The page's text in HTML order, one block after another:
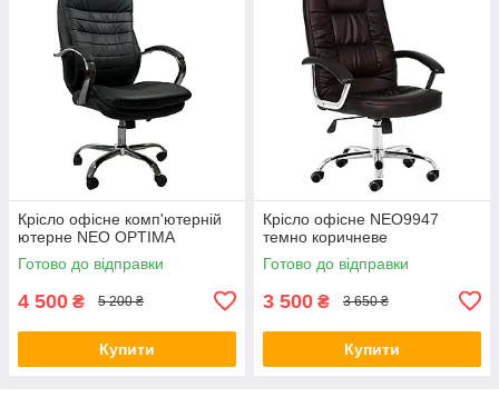
Крісло офісне комп'ютерній
ютерне NEO OPTIMA
Готово до відправки
4 500 ₴ 5 200 ₴
Купити
Крісло офісне NEO9947
темно коричневе
Готово до відправки
3 500 ₴ 3 650 ₴
Купити